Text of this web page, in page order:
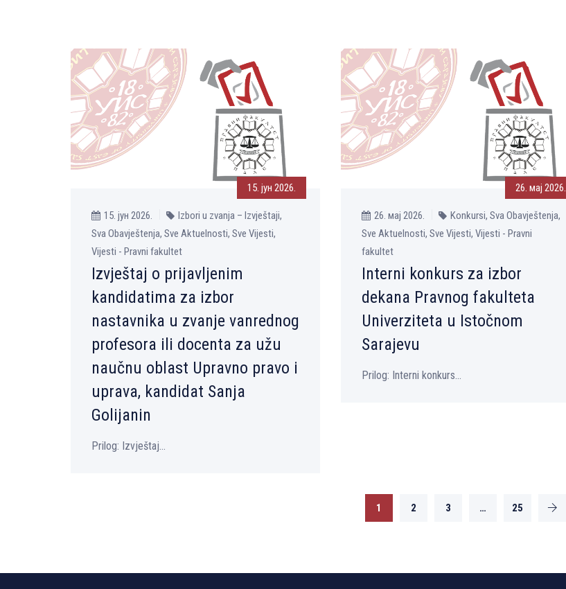
15. јун 2026.
15. јун 2026.
Izbori u zvanja – Izvještaji,
Sva Obavještenja, Sve Aktuelnosti, Sve Vijesti,
Vijesti - Pravni fakultet
Izvještaj o prijavljenim
kandidatima za izbor
nastavnika u zvanje vanrednog
profesora ili docenta za užu
naučnu oblast Upravno pravo i
uprava, kandidat Sanja
Golijanin
Prilog: Izvještaj...
26. мај 2026.
26. мај 2026.
Konkursi, Sva Obavještenja,
Sve Aktuelnosti, Sve Vijesti, Vijesti - Pravni
fakultet
Interni konkurs za izbor
dekana Pravnog fakulteta
Univerziteta u Istočnom
Sarajevu
Prilog: Interni konkurs...
1 2 3 … 25